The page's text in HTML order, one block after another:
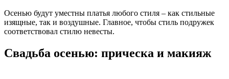
Осенью будут уместны платья любого стиля – как стильные
изящные, так и воздушные. Главное, чтобы стиль подружек
соответствовал стилю невесты.
Свадьба осенью: прическа и макияж